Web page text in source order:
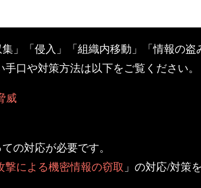
」「侵入」「組織内移動」「情報の盗
口や対策方法は以下をご覧ください。
威
の対応が必要です。
撃による機密情報の窃取 」の対応/対策